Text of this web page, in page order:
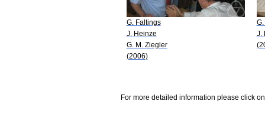
G. Faltings
J. Heinze
G. M. Ziegler
(2006)
J.
For more detailed information please click